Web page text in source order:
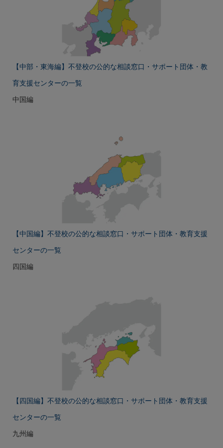
【中部・東海編】不登校の公的な相談窓口・サポート団体・教
育支援センターの一覧
中国編
【中国編】不登校の公的な相談窓口・サポート団体・教育支援
センターの一覧
四国編
【四国編】不登校の公的な相談窓口・サポート団体・教育支援
センターの一覧
九州編